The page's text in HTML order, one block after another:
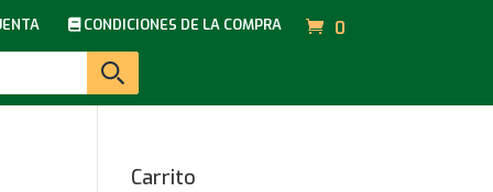
CONDICIONES DE LA COMPRA 0
Carrito